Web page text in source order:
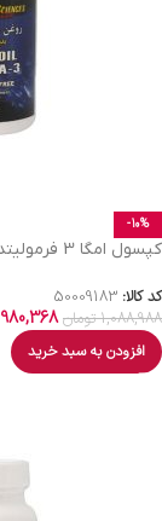
-10%
کپسول امگا 3 فرمولیتد ساینسز | 60 عددی
کد کالا: 50009183
1,088,988 تومان 980,368
افزودن به سبد خرید